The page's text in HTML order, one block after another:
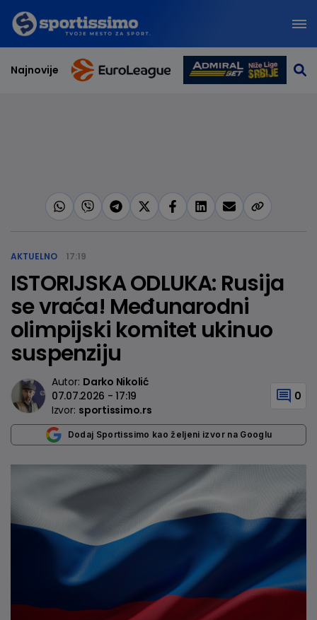
Najnovije
AKTUELNO 17:19
ISTORIJSKA ODLUKA: Rusija
se vraća! Međunarodni
olimpijski komitet ukinuo
suspenziju
Autor: Darko Nikolić
07.07.2026 - 17:19
Izvor: sportissimo.rs
0
Dodaj Sportissimo kao željeni izvor na Googlu